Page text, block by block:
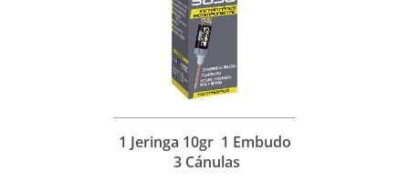
1 Jeringa 10gr 1 Embudo
3 Cánulas